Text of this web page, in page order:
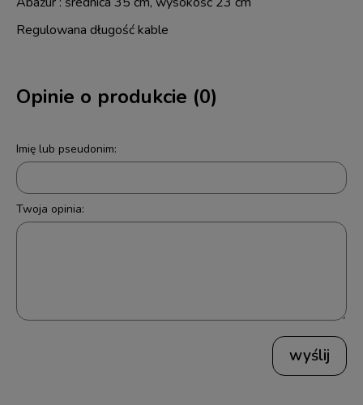
Regulowana długość kable
Opinie o produkcie (0)
Imię lub pseudonim:
Twoja opinia:
wyślij